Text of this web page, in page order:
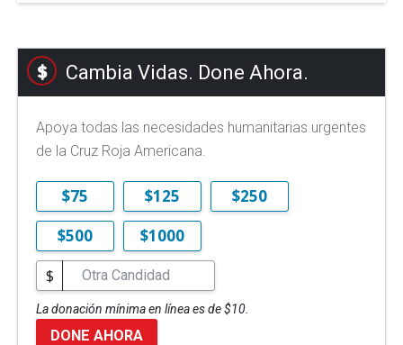
Cambia Vidas. Done Ahora.
Apoya todas las necesidades humanitarias urgentes
de la Cruz Roja Americana.
$75 $125
$250
$500
$1000
$
La donación mínima en línea es de $10.
DONE AHORA